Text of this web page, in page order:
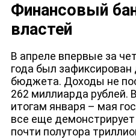
Финансовый
властей
В апреле впервые за
года был
бюджета. Доходы не
262 миллиарда рублей.
итогам января – мая
все еще
почти полутора